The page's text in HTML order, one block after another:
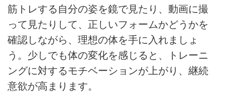
筋トレする自分の姿を鏡で見たり、動画に撮
って見たりして、正しいフォームかどうかを
確認しながら、理想の体を手に入れましょ
う。少しでも体の変化を感じると、トレーニ
ングに対するモチベーションが上がり、継続
意欲が高まります。